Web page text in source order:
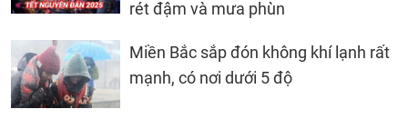
rét đậm và mưa phùn
Miền Bắc sắp đón không khí lạnh rất
mạnh, có nơi dưới 5 độ